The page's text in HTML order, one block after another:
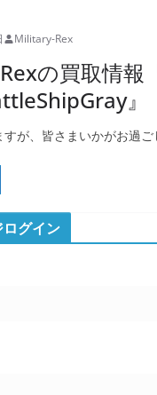
Military-Rex
の買取情報
』
が、皆さまいかがお過ご
グイン